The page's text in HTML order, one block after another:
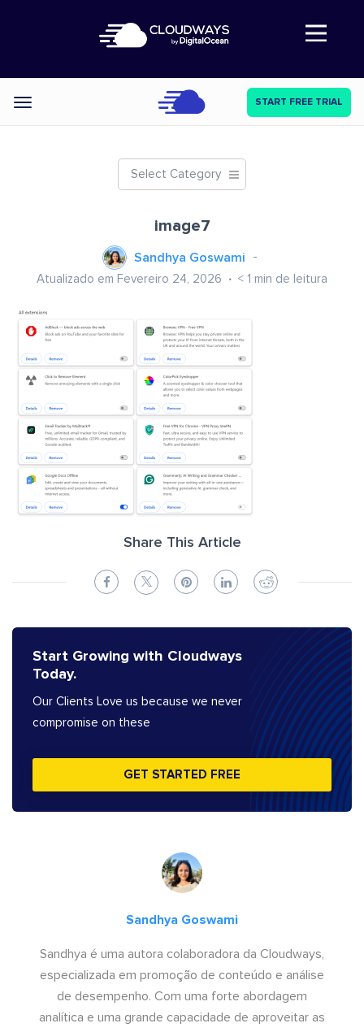
Abre a navegação
Categories START FREE TRIAL
Select Category
image7
Sandhya Goswami
Atualizado em Fevereiro 24, 2026 < 1 min de leitura
Share This Article
Start Growing with Cloudways
Today.
Our Clients Love us because we never
compromise on these
GET STARTED FREE
Sandhya Goswami
Sandhya é uma autora colaboradora da Cloudways,
especializada em promoção de conteúdo e análise
de desempenho. Com uma forte abordagem
analítica e uma grande capacidade de aproveitar as